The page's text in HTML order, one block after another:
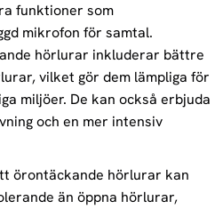
funktioner som
mikrofon för samtal.
hörlurar inkluderar bättre
vilket gör dem lämpliga för
miljöer. De kan också erbjuda
och en mer intensiv
örontäckande hörlurar kan
än öppna hörlurar,